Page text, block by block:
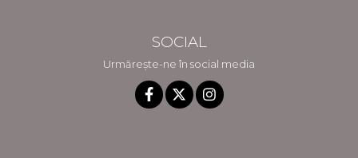
SOCIAL
Urmărește-ne în social media